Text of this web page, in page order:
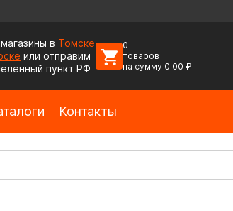
в Томске
или отправим
пункт РФ
0
товаров
на сумму 0.00 ₽
Контакты